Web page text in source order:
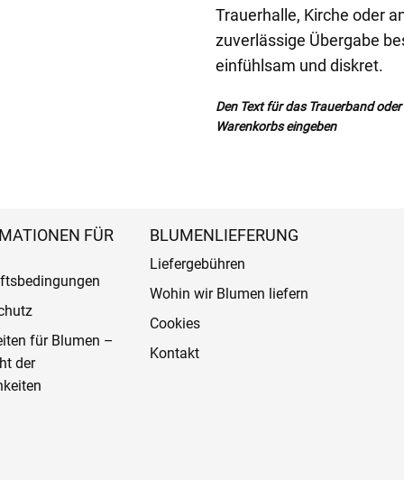
Trauerhalle, Kirche oder
zuverlässige Übergabe
einfühlsam und diskret.
Den Text für das Trauerband
Warenkorbs eingeben
FÜR
für Blumen –
der
BLUMENLIEFERUNG
Liefergebühren
Wohin wir Blumen liefern
Cookies
Kontakt